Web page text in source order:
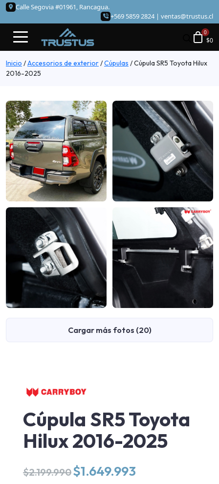
Calle Segovia #01961, Rancagua.
+569 5859 2824 | ventas@trustus.cl
$0
Inicio /Accesorios de exterior/Cúpulas /Cúpula SR5 Toyota Hilux
2016-2025
Cargar más fotos (20)
Cúpula SR5 Toyota
Hilux 2016-2025
$2.199.990 El
precio
$1.649.993